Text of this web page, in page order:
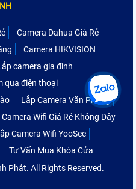
Camera Dahua Giá Rẻ
Camera HIKVISION
camera gia đình
qua điện thoại
Lắp Camera Văn Phòng
Camera Wifi Giá Rẻ Không Dây
Camera Wifi YooSee
Tư Vấn Mua Khóa Cửa
Phát. All Rights Reserved.